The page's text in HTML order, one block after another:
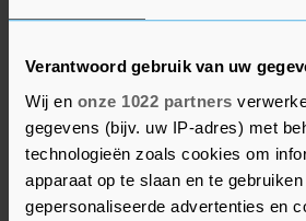
Verantwoord gebruik van uw
Wij en onze 1022 partners
gegevens (bijv. uw IP-adres) met
technologieën zoals cookies om
apparaat op te slaan en te
gepersonaliseerde advertenties en